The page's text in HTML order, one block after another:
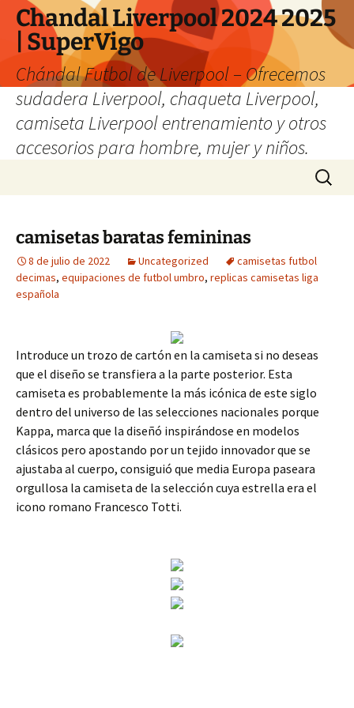
Chandal Liverpool 2024 2025
| SuperVigo
Chándal Futbol de Liverpool – Ofrecemos
sudadera Liverpool, chaqueta Liverpool,
camiseta Liverpool entrenamiento y otros
accesorios para hombre, mujer y niños.
Buscar:
camisetas baratas femininas
8 de julio de 2022 Uncategorized
camisetas futbol
decimas, equipaciones de futbol umbro, replicas camisetas liga
española
Introduce un trozo de cartón en la camiseta si no deseas
que el diseño se transfiera a la parte posterior. Esta
camiseta es probablemente la más icónica de este siglo
dentro del universo de las selecciones nacionales porque
Kappa, marca que la diseñó inspirándose en modelos
clásicos pero apostando por un tejido innovador que se
ajustaba al cuerpo, consiguió que media Europa paseara
orgullosa la camiseta de la selección cuya estrella era el
icono romano Francesco Totti.